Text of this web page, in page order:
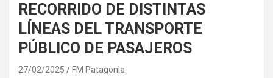
RECORRIDO DE DISTINTAS
LÍNEAS DEL TRANSPORTE
PÚBLICO DE PASAJEROS
27/02/2025 FM Patagonia